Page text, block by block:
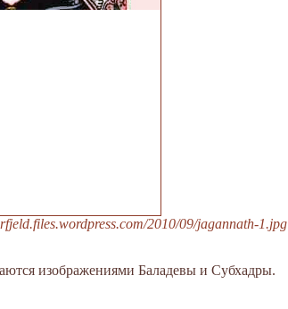
2010/09/jagannath-1.jpg
изображениями Баладевы и Субхадры.